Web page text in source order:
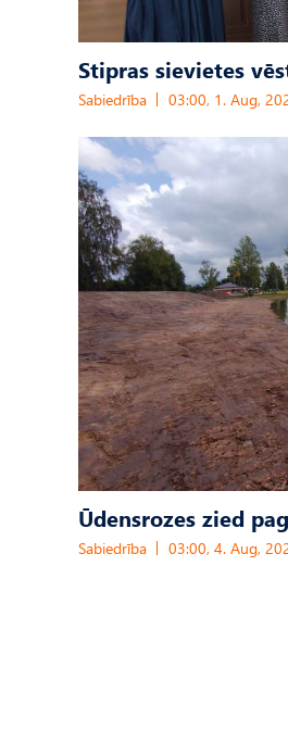
Stipras sievietes
Sabiedrība 03:00, 1. Aug,
Ūdensrozes zied
Sabiedrība 03:00, 4. Aug,